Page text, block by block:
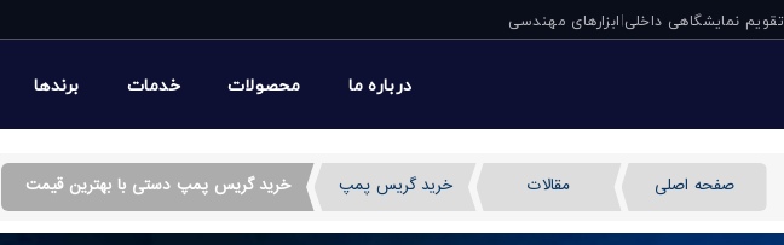
تقویم نمایشگاهی داخلی|ابزارهای مهندسی
درباره ما محصولات خدمات برندها
صفحه اصلی مقالات خرید گریس پمپ خرید گریس پمپ دستی با بهترین قیمت